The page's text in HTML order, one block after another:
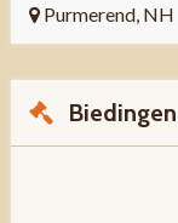
Purmerend, NH
Biedingen